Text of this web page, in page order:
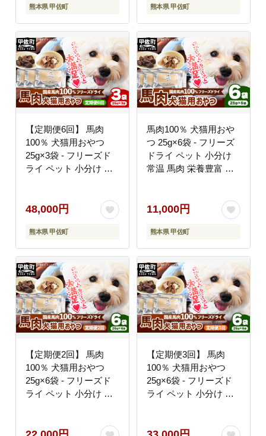
熊本県 甲佐町 熊本県 甲佐町
【定期便6回】 馬肉
100％ 犬猫用おやつ
25g×3袋 - フリーズド
ライ ペット 小分け 常
甲佐町
48,000円
熊本県 甲佐町
馬肉100％ 犬猫用おや
つ 25g×6袋 - フリーズ
ドライ ペット 小分け
常温 馬肉 栄養豊富 健
11,000円
熊本県 甲佐町
【定期便2回】 馬肉
100％ 犬猫用おやつ
25g×6袋 - フリーズド
ライ ペット 小分け 常
甲佐町
【定期便3回】 馬肉
100％ 犬猫用おやつ
25g×6袋 - フリーズド
ライ ペット 小分け 常
甲佐町